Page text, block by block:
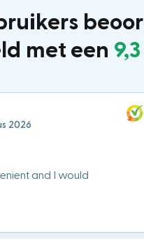
met een 9,3
2026
and I would